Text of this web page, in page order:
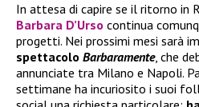
In attesa di capire se il ritorno in
Barbara D’Urso continua
progetti. Nei prossimi mesi sarà
spettacolo Barbaramente, che
annunciate tra Milano e Napoli.
settimane ha incuriosito i suoi